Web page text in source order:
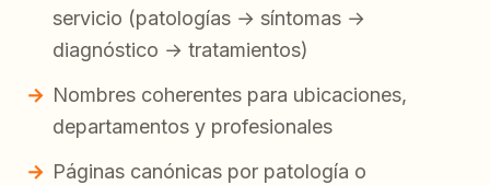
servicio (patologías → síntomas →
diagnóstico → tratamientos)
Nombres coherentes para ubicaciones,
departamentos y profesionales
Páginas canónicas por patología o